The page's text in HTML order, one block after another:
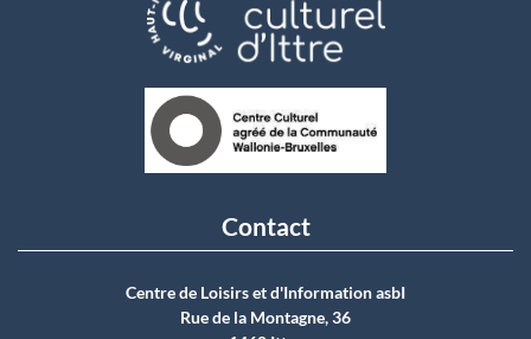
Contact
Centre de Loisirs et d'Information asbI
Rue de la Montagne, 36